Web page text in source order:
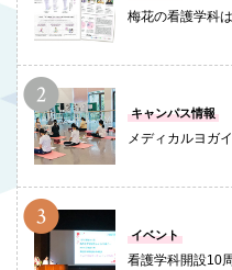
梅花の看護学科
キャンパス情報
メディカルヨガ
イベント
看護学科開設10